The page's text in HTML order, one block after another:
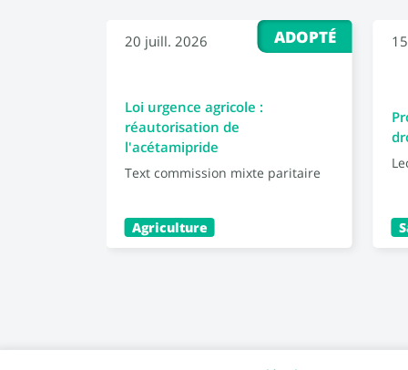
ADOPTÉ
20 juill. 2026
Loi urgence agricole :
réautorisation de
l'acétamipride
Text commission mixte paritaire
Agriculture